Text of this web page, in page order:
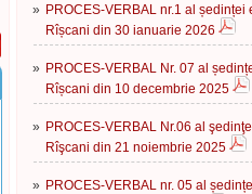
» PROCES-VERBAL nr.1 al
Rîșcani din 30 ianuarie 2026
» PROCES-VERBAL Nr. 07 al
Rîșcani din 10 decembrie 2025
» PROCES-VERBAL Nr.06 al
Rîşcani din 21 noiembrie 2025
» PROCES-VERBAL nr. 05 al